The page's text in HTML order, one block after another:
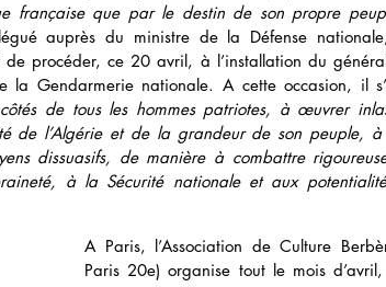
française que par le destin de son propre
auprès du ministre de la Défense
procéder, ce 20 avril, à l’installation du
de tous les hommes patriotes, à œuvrer
de l’Algérie et de la grandeur de son peuple, à
dissuasifs, de manière à combattre
à la Sécurité nationale et aux
A Paris, l’Association de Culture
Paris 20e) organise tout le mois